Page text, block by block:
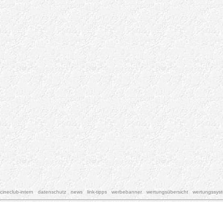
cineclub-intern datenschutz news link-tipps werbebanner wertungsübersicht